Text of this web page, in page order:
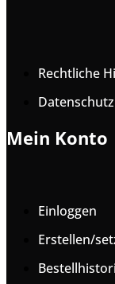
Rechtliche
Mein Konto
Einloggen
Erstellen/